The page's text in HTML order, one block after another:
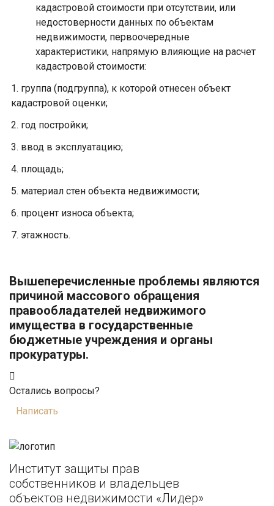
кадастровой стоимости при отсутствии, или
недостоверности данных по объектам
недвижимости, первоочередные
характеристики, напрямую влияющие на расчет
кадастровой стоимости:
1. группа (подгруппа), к которой отнесен объект
кадастровой оценки;
2. год постройки;
3. ввод в эксплуатацию;
4. площадь;
5. материал стен объекта недвижимости;
6. процент износа объекта;
7. этажность.
Вышеперечисленные проблемы являются
причиной массового обращения
правообладателей недвижимого
имущества в государственные
бюджетные учреждения и органы
прокуратуры.
Остались вопросы?
Написать
Институт защиты прав
собственников и владельцев
объектов недвижимости «Лидер»